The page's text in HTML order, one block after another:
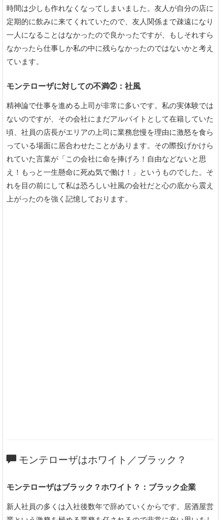
時間は少しも作れなくなってしまいました。友人が自分の店に
定期的に飲みに来てくれていたので、友人関係まで疎遠になり
一人になることはなかったので良かったですが、もしそれすら
なかったら仕事しか私の中に残らなかったのではないかと考え
ています。
モンテローザに対しての不満②：社風
精神論で仕事を進める上司が非常に多いです。私の実体験では
ないのですが、その会社にまだアルバイトとして在籍していた
頃、社員の店長がエリアの上司に業務怠慢を理由に激怒を食ら
っている場面に居合わせたことがあります。その際投げかけら
れていた言葉が「この会社に命を捧げろ！自由などないと思
え！もっと一生懸命に死ぬ気で働け！」というものでした。そ
れを目の前にして私は恐ろしい社風の会社だと心の底から震え
上がったのを強く記憶しております。
モンテローザはホワイト／ブラック？
モンテローザはブラック？ホワイト？：ブラック企業
新人社員の多くは入社後数年で辞めていくからです。居酒屋営